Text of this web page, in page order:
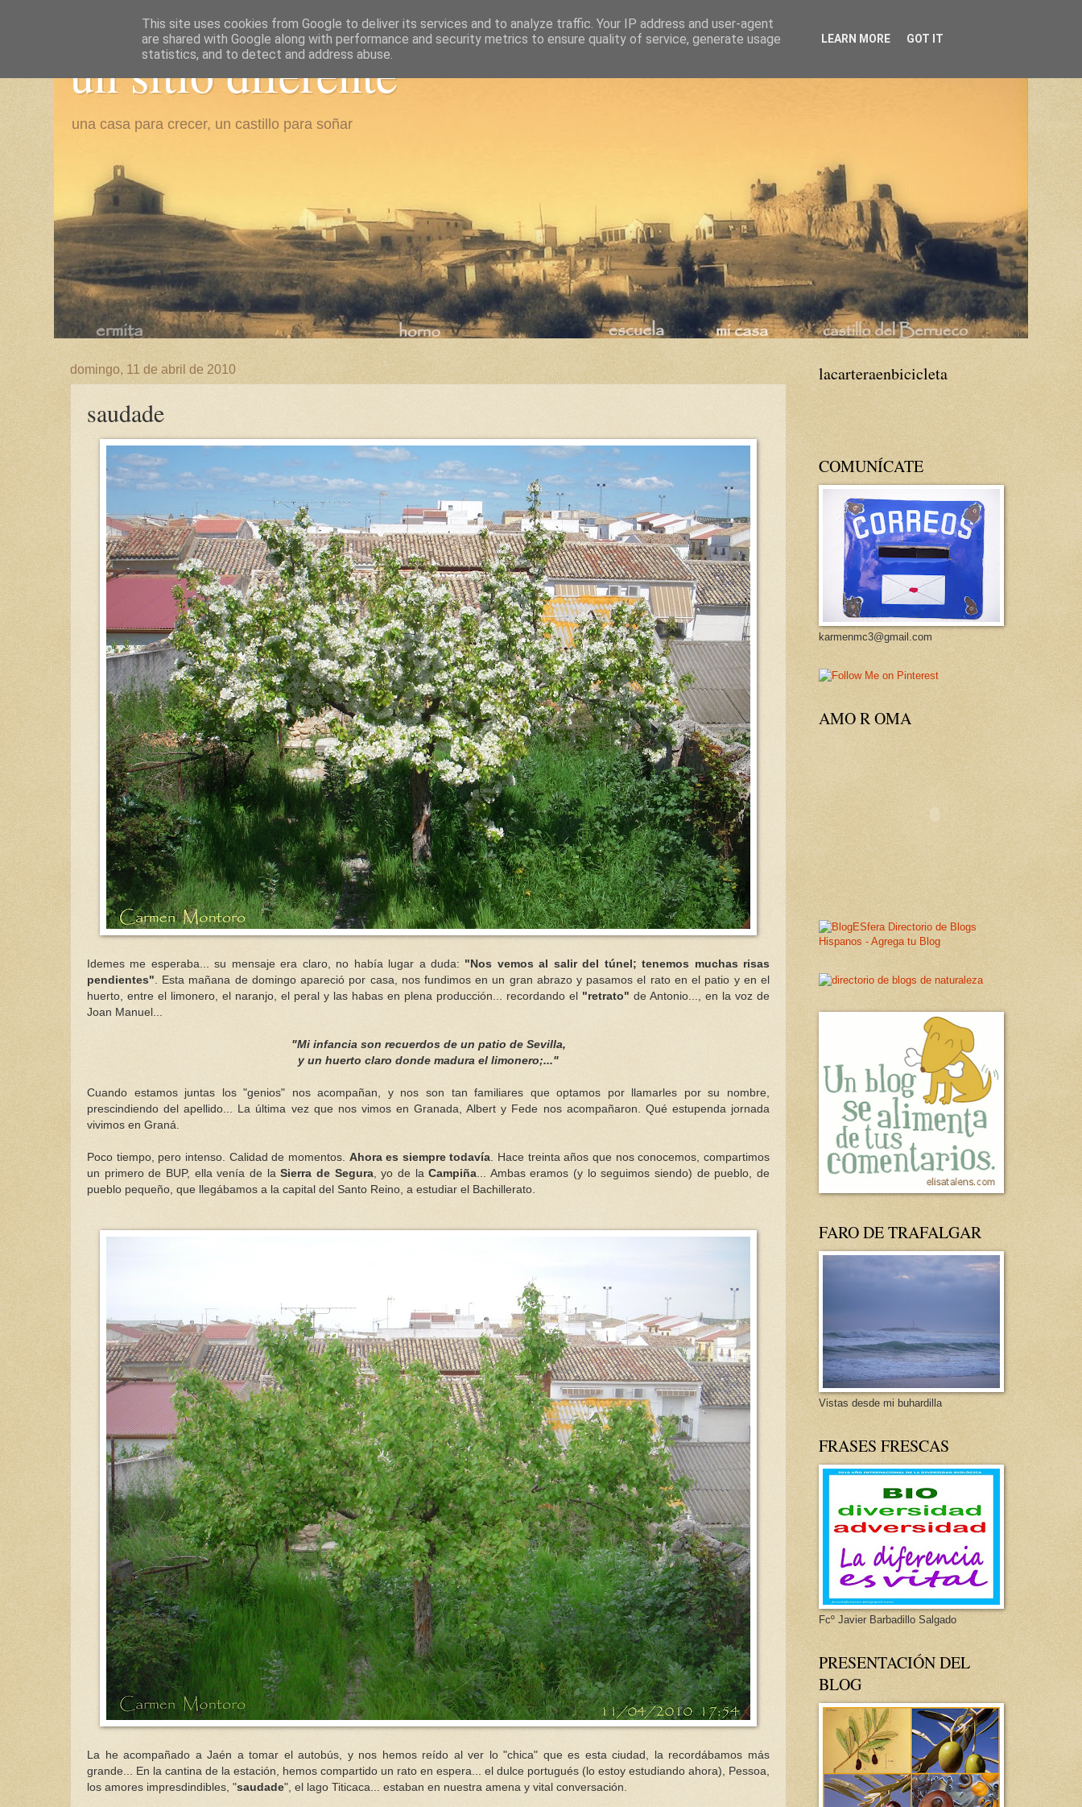
un sitio diferente
una casa para crecer, un castillo para soñar
domingo, 11 de abril de 2010
saudade
Idemes me esperaba... su mensaje era claro, no había lugar a duda: "Nos vemos al salir del túnel ; tenemos muchas risas
pendientes" . Esta mañana de domingo apareció por casa, nos fundimos en un gran abrazo y pasamos el rato en el patio y en el
huerto, entre el limonero, el naranjo, el peral y las habas en plena producción... recordando el "retrato" de Antonio..., en la voz de
Joan Manuel...
"Mi infancia son recuerdos de un patio de Sevilla,
y un huerto claro donde madura el limonero;..."
Cuando estamos juntas los "genios" nos acompañan, y nos son tan familiares que optamos por llamarles por su nombre,
prescindiendo del apellido... La última vez que nos vimos en Granada,Albert y Fede nos acompañaron. Qué estupenda jornada
vivimos en Graná
Poco tiempo, pero intenso. Calidad de momentos. Ahora es siempre todavía . Hace treinta años que nos conocemos, compartimos
un primero de BUP, ella venía de laSierra de Segura, yo de laCampiña ... Ambas eramos (y lo seguimos siendo) de pueblo, de
pueblo pequeño, que
llegábamos a la capital del Santo Reino, a estudiar el Bachillerato
La he acompañado a Jaén a tomar el autobús, y nos hemos reído al ver lo "chica" que es esta ciudad, la recordábamos más
grande... En la cantina de la estación, hemos compartido un rato en espera... el dulce portugués (lo estoy estudiando ahora),
Pessoa
los amores impresdindibles , "saudade", el lago Titicaca ... estaban en nuestra amena y vital conversación
lacarteraenbicicleta
COMUNÍCATE
karmenmc3@gmail.com
AMO R OMA
FARO DE TRAFALGAR
Vistas desde mi buhardilla
FRASES FRESCAS
Fcº Javier Barbadillo Salgado
PRESENTACIÓN DEL
BLOG
This site uses cookies from Google to deliver its services and to analyze traffic. Your IP address and user-agent
are shared with Google along with performance and security metrics to ensure quality of service, generate usage
statistics, and to detect and address abuse.
LEARN MORE GOT IT